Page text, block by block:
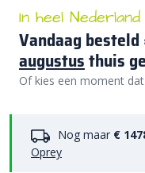
In heel
Vandaag
augustusthuis
Of kies een moment
Nog maar €
Oprey